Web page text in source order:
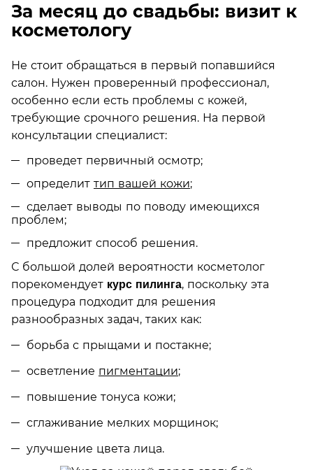
За месяц до свадьбы: визит к
косметологу
Не стоит обращаться в первый попавшийся
салон. Нужен проверенный профессионал,
особенно если есть проблемы с кожей,
требующие срочного решения. На первой
консультации специалист:
проведет первичный осмотр;
определит тип вашей кожи;
сделает выводы по поводу имеющихся
проблем;
предложит способ решения.
С большой долей вероятности косметолог
порекомендует курс пилинга, поскольку эта
процедура подходит для решения
разнообразных задач, таких как:
борьба с прыщами и постакне;
осветление пигментации;
повышение тонуса кожи;
сглаживание мелких морщинок;
улучшение цвета лица.